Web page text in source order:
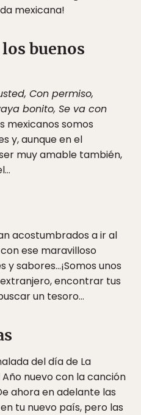
mexicana!
buenos
Con permiso,
bonito, Se va con
mexicanos somos
y, aunque en el
muy amable también,
acostumbrados a ir al
ese maravilloso
sabores…¡Somos unos
encontrar tus
un tesoro…
del día de La
nuevo con la canción
ahora en adelante las
tu nuevo país, pero las